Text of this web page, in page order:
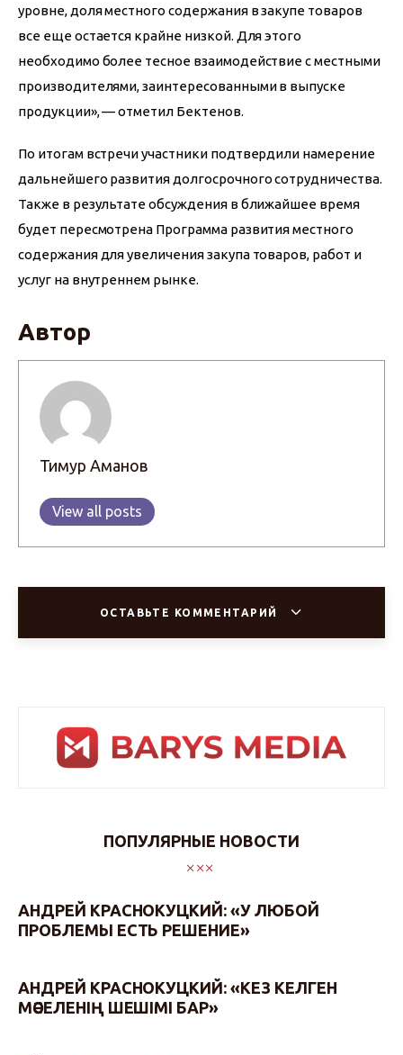
уровне, доля местного содержания в закупе товаров
все еще остается крайне низкой. Для этого
необходимо более тесное взаимодействие с местными
производителями, заинтересованными в выпуске
продукции», — отметил Бектенов.
По итогам встречи участники подтвердили намерение
дальнейшего развития долгосрочного сотрудничества.
Также в результате обсуждения в ближайшее время
будет пересмотрена Программа развития местного
содержания для увеличения закупа товаров, работ и
услуг на внутреннем рынке.
Автор
Тимур Аманов
View all posts
ОСТАВЬТЕ КОММЕНТАРИЙ
ПОПУЛЯРНЫЕ НОВОСТИ
АНДРЕЙ КРАСНОКУЦКИЙ: «У ЛЮБОЙ
ПРОБЛЕМЫ ЕСТЬ РЕШЕНИЕ»
АНДРЕЙ КРАСНОКУЦКИЙ: «КЕЗ КЕЛГЕН
МӘСЕЛЕНІҢ ШЕШІМІ БАР»